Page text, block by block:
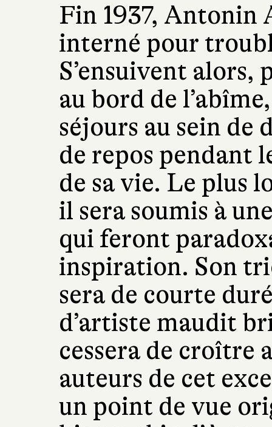
Fin 1937, Antonin
interné pour
S’ensuivent alors,
au bord de
séjours au sein de
de repos pendant
de sa vie. Le plus
il sera soumis à
qui feront
inspiration. Son
sera de courte
d’artiste maudit
cessera de croître
auteurs de cet
un point de vue